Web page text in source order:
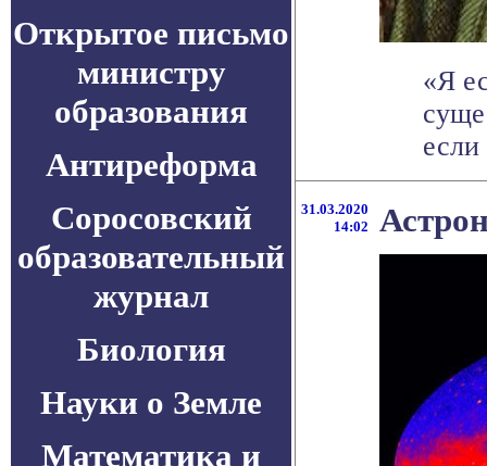
Открытое письмо
министру
образования
Антиреформа
Соросовский
образовательный
журнал
Биология
Науки о Земле
Математика и
«Я
31.03.2020
14:02